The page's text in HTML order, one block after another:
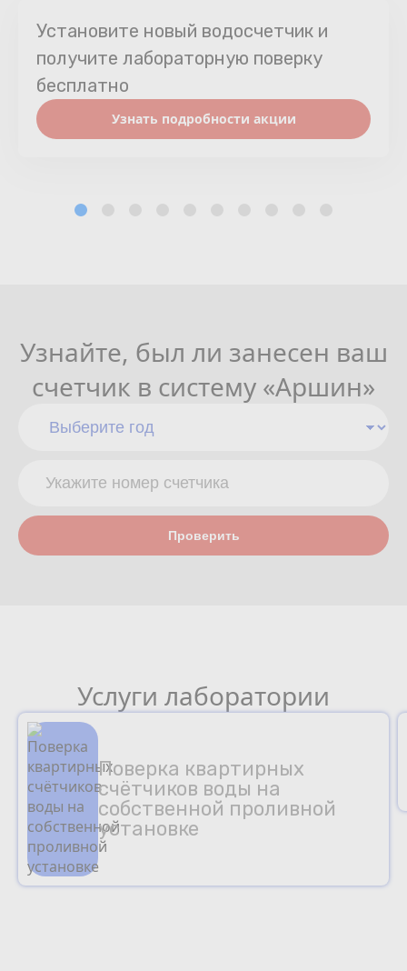
Установите новый водосчетчик и
получите лабораторную поверку
бесплатно
Узнать подробности акции
Узнайте, был ли занесен ваш
счетчик в систему «Аршин»
Проверить
Услуги лаборатории
Поверка квартирных
счётчиков воды на
собственной проливной
установке